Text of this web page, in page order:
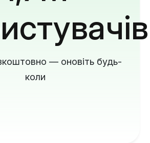
— оновіть будь-
коли